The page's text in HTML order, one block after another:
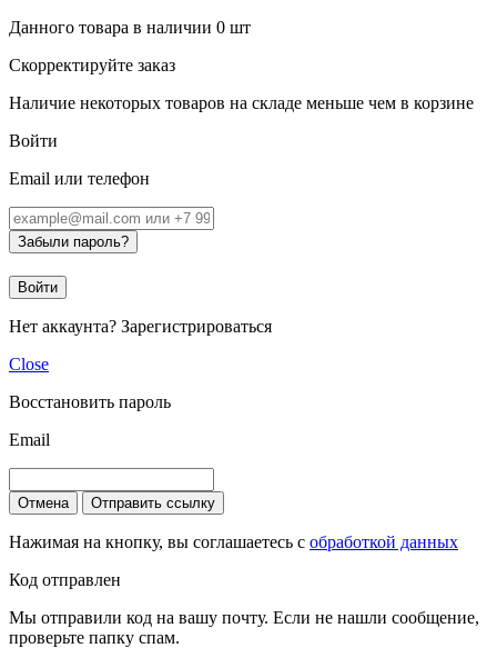
Данного товара в наличии 0 шт
Скорректируйте заказ
Наличие некоторых товаров на складе меньше чем в корзине
Войти
Email или телефон
Забыли пароль?
Войти
Нет аккаунта? Зарегистрироваться
Close
Восстановить пароль
Email
Отмена Отправить ссылку
Нажимая на кнопку, вы соглашаетесь с обработкой данных
Код отправлен
Мы отправили код на вашу почту. Если не нашли сообщение,
проверьте папку спам.